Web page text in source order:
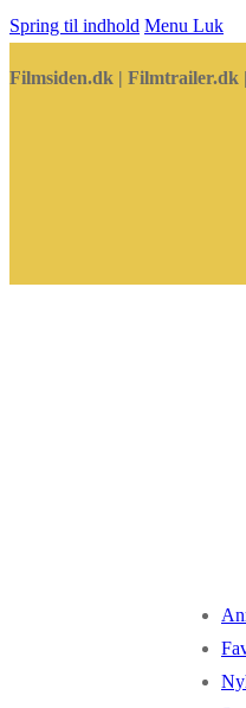
Spring til indhold Menu Luk
Filmsiden.dk | Filmtrailer.dk